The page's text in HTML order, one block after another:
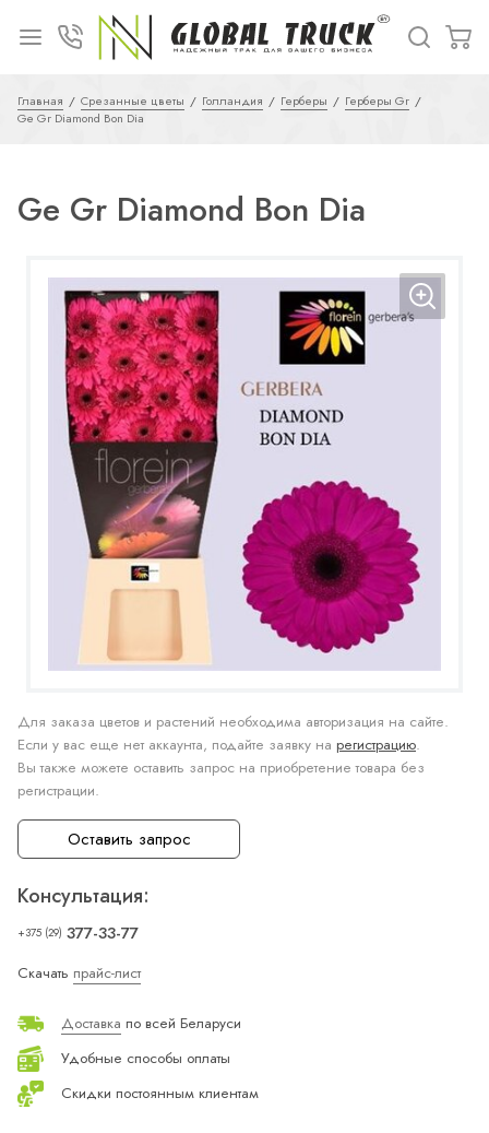
Главная Срезанные цветы Голландия Герберы
Герберы Gr
Ge Gr Diamond Bon Dia
Ge Gr Diamond Bon Dia
Для заказа цветов и растений необходима авторизация на сайте.
Если у вас еще нет аккаунта, подайте заявку на регистрацию.
Вы также можете оставить запрос на приобретение товара без
регистрации.
Оставить запрос
Консультация:
+375 (29) 377-33-77
Скачать прайс-лист
Доставка по всей Беларуси
Удобные способы оплаты
Скидки постоянным клиентам